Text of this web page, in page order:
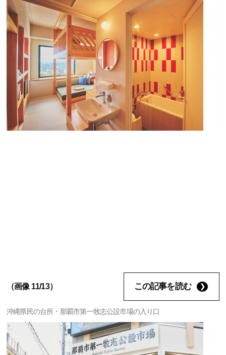
（画像 11/13） この記事を読む
沖縄県民の台所・那覇市第一牧志公設市場の入り口